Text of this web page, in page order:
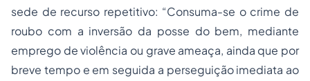
sede de recurso repetitivo: “Consuma-se o crime de
roubo com a inversão da posse do bem, mediante
emprego de violência ou grave ameaça, ainda que por
breve tempo e em seguida a perseguição imediata ao